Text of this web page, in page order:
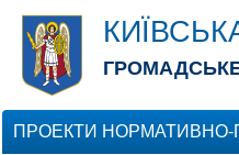
ПРОЕКТИ НОРМАТИВНО-